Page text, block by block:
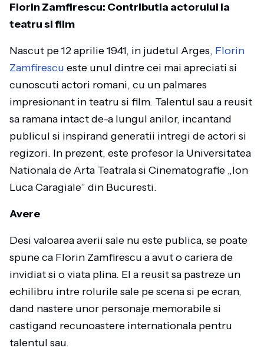
Florin Zamfirescu: Contributia actorului la
teatru si film
Nascut pe 12 aprilie 1941, in judetul Arges, Florin
Zamfirescu este unul dintre cei mai apreciati si
cunoscuti actori romani, cu un palmares
impresionant in teatru si film. Talentul sau a reusit
sa ramana intact de-a lungul anilor, incantand
publicul si inspirand generatii intregi de actori si
regizori. In prezent, este profesor la Universitatea
Nationala de Arta Teatrala si Cinematografie „Ion
Luca Caragiale” din Bucuresti.
Avere
Desi valoarea averii sale nu este publica, se poate
spune ca Florin Zamfirescu a avut o cariera de
invidiat si o viata plina. El a reusit sa pastreze un
echilibru intre rolurile sale pe scena si pe ecran,
dand nastere unor personaje memorabile si
castigand recunoastere internationala pentru
talentul sau.